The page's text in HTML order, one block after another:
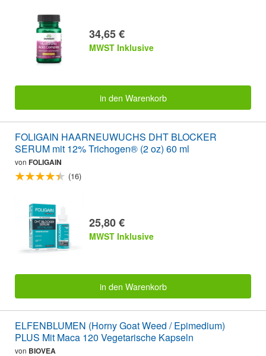
34,65 €
MWST Inklusive
in den Warenkorb
FOLIGAIN HAARNEUWUCHS DHT BLOCKER
SERUM mit 12% Trichogen® (2 oz) 60 ml
von FOLIGAIN
(16)
25,80 €
MWST Inklusive
in den Warenkorb
ELFENBLUMEN (Horny Goat Weed / Epimedium)
PLUS Mit Maca 120 Vegetarische Kapseln
von BIOVEA